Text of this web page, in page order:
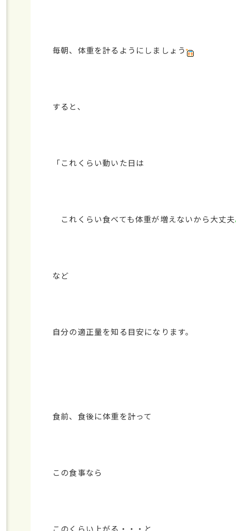
毎朝、体重を計るようにしましょう
すると、
「これくらい動いた日は
これくらい食べても体重が増えないから大丈夫
など
自分の適正量を知る目安になります。
食前、食後に体重を計って
この食事なら
このくらい上がる・・・と